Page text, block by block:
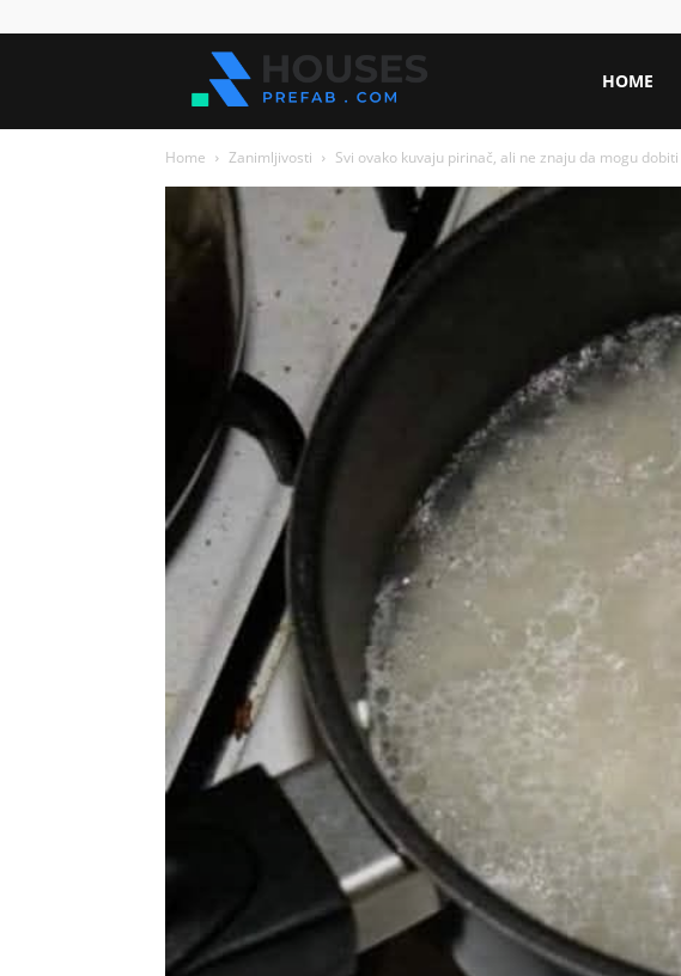
HOME
Home Zanimljivosti Svi ovako kuvaju pirinač, ali ne znaju da mogu